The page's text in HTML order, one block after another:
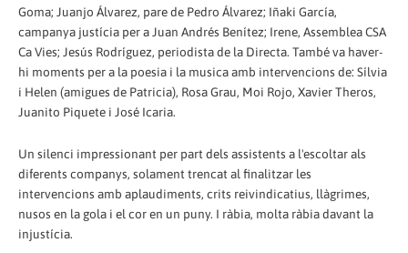
Goma; Juanjo Álvarez, pare de Pedro Álvarez; Iñaki García,
campanya justícia per a Juan Andrés Benítez; Irene, Assemblea CSA
Ca Vies; Jesús Rodríguez, periodista de la Directa. També va haver-
hi moments per a la poesia i la musica amb intervencions de: Sílvia
i Helen (amigues de Patricia), Rosa Grau, Moi Rojo, Xavier Theros,
Juanito Piquete i José Icaria.
Un silenci impressionant per part dels assistents a l'escoltar als
diferents companys, solament trencat al finalitzar les
intervencions amb aplaudiments, crits reivindicatius, llàgrimes,
nusos en la gola i el cor en un puny. I ràbia, molta ràbia davant la
injustícia.